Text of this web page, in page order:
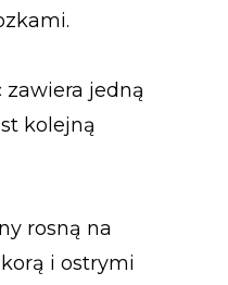
zawiera jedną
kolejną
rosną na
i ostrymi